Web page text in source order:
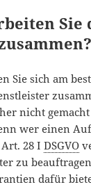
Sie
Sie sich am
nicht
wer einen
Art. 28 IDSGVO
zu
dafür